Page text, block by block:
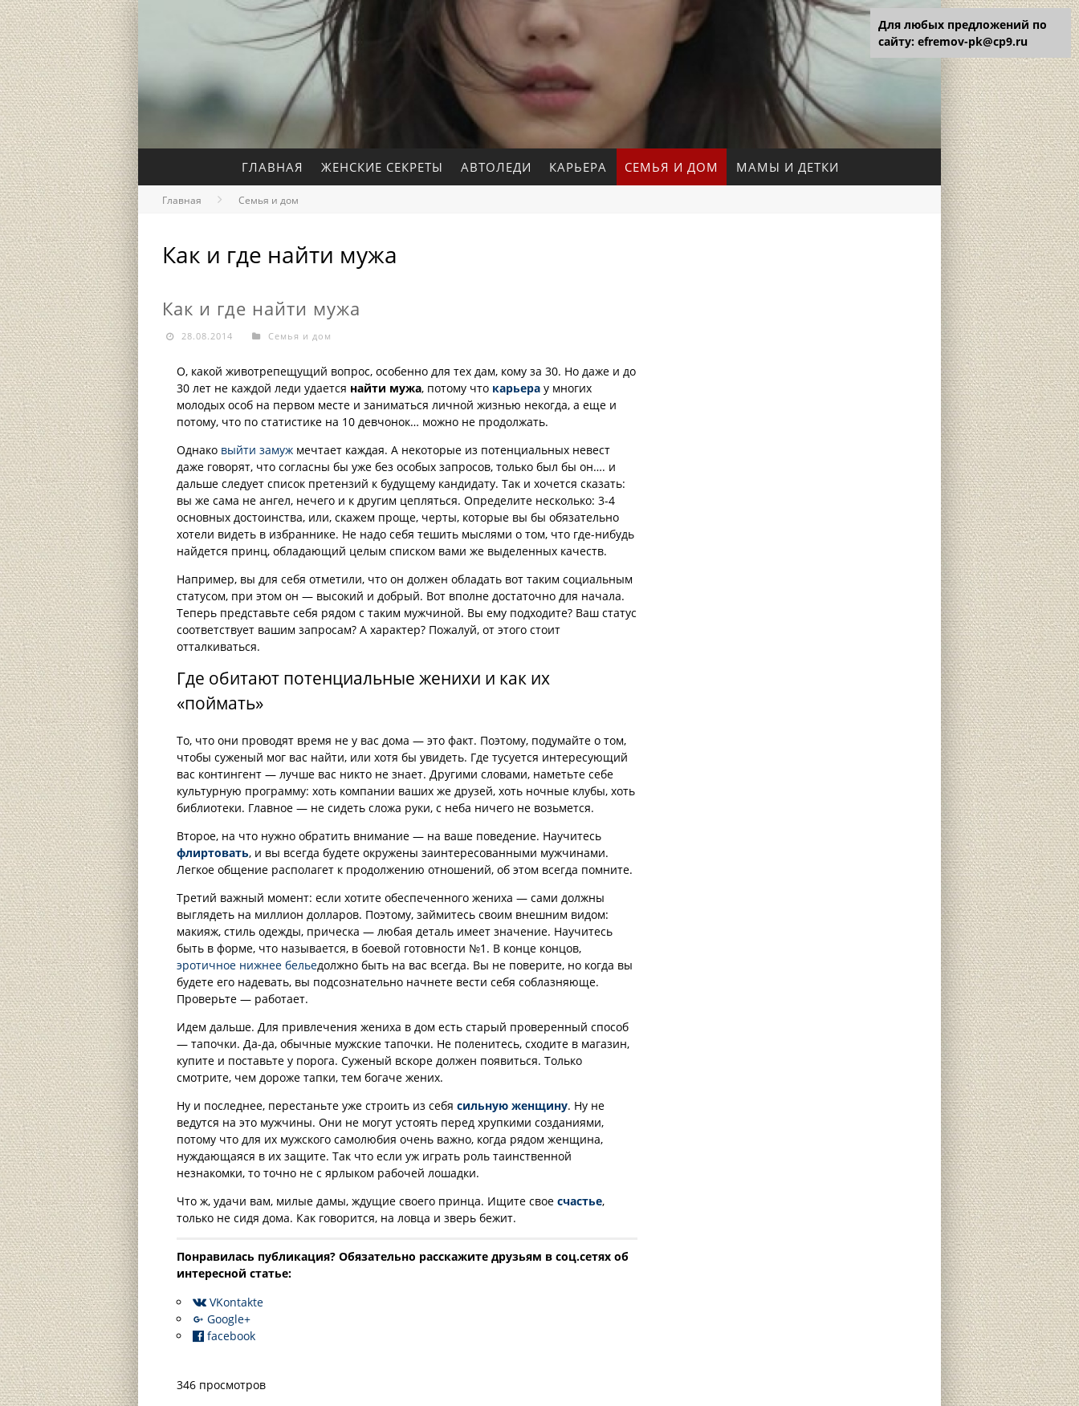
ГЛАВНАЯ ЖЕНСКИЕ СЕКРЕТЫ АВТОЛЕДИ КАРЬЕРА СЕМЬЯ И ДОМ МАМЫ И ДЕТКИ
Главная Семья и дом
Как и где найти мужа
Как и где найти мужа
28.08.2014 Семья и дом
О, какой животрепещущий вопрос, особенно для тех дам, кому за 30. Но даже и до
30 лет не каждой леди удается найти мужа, потому что карьера у многих
молодых особ на первом месте и заниматься личной жизнью некогда, а еще и
потому, что по статистике на 10 девчонок… можно не продолжать.
Однако выйти замуж мечтает каждая. А некоторые из потенциальных невест
даже говорят, что согласны бы уже без особых запросов, только был бы он…. и
дальше следует список претензий к будущему кандидату. Так и хочется сказать:
вы же сама не ангел, нечего и к другим цепляться. Определите несколько: 3-4
основных достоинства, или, скажем проще, черты, которые вы бы обязательно
хотели видеть в избраннике. Не надо себя тешить мыслями о том, что где-нибудь
найдется принц, обладающий целым списком вами же выделенных качеств.
Например, вы для себя отметили, что он должен обладать вот таким социальным
статусом, при этом он — высокий и добрый. Вот вполне достаточно для начала.
Теперь представьте себя рядом с таким мужчиной. Вы ему подходите? Ваш статус
соответствует вашим запросам? А характер? Пожалуй, от этого стоит
отталкиваться.
Где обитают потенциальные женихи и как их
«поймать»
То, что они проводят время не у вас дома — это факт. Поэтому, подумайте о том,
чтобы суженый мог вас найти, или хотя бы увидеть. Где тусуется интересующий
вас контингент — лучше вас никто не знает. Другими словами, наметьте себе
культурную программу: хоть компании ваших же друзей, хоть ночные клубы, хоть
библиотеки. Главное — не сидеть сложа руки, с неба ничего не возьмется.
Второе, на что нужно обратить внимание — на ваше поведение. Научитесь
флиртовать, и вы всегда будете окружены заинтересованными мужчинами.
Легкое общение располагет к продолжению отношений, об этом всегда помните.
Третий важный момент: если хотите обеспеченного жениха — сами должны
выглядеть на миллион долларов. Поэтому, займитесь своим внешним видом:
макияж, стиль одежды, прическа — любая деталь имеет значение. Научитесь
быть в форме, что называется, в боевой готовности №1. В конце концов,
эротичное нижнее бельедолжно быть на вас всегда. Вы не поверите, но когда вы
будете его надевать, вы подсознательно начнете вести себя соблазняюще.
Проверьте — работает.
Идем дальше. Для привлечения жениха в дом есть старый проверенный способ
— тапочки. Да-да, обычные мужские тапочки. Не поленитесь, сходите в магазин,
купите и поставьте у порога. Суженый вскоре должен появиться. Только
смотрите, чем дороже тапки, тем богаче жених.
Ну и последнее, перестаньте уже строить из себя сильную женщину. Ну не
ведутся на это мужчины. Они не могут устоять перед хрупкими созданиями,
потому что для их мужского самолюбия очень важно, когда рядом женщина,
нуждающаяся в их защите. Так что если уж играть роль таинственной
незнакомки, то точно не с ярлыком рабочей лошадки.
Что ж, удачи вам, милые дамы, ждущие своего принца. Ищите свое счастье,
только не сидя дома. Как говорится, на ловца и зверь бежит.
Понравилась публикация? Oбязательно расскажите друзьям в соц.сетях об
интересной статье:
VKontakte
Google+
facebook
346 просмотров
Для любых предложений по
сайту: efremov-pk@cp9.ru